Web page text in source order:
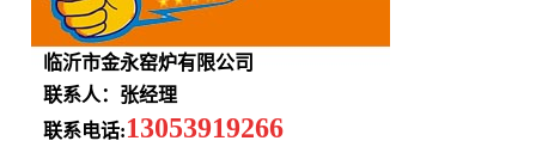
临沂市金永窑炉有限公司
联系人：张经理
联系电话:13053919266